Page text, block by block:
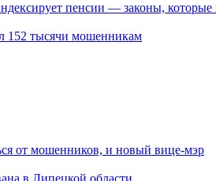
пенсии — законы, которые
152 тысячи мошенникам
от мошенников, и новый вице-мэр
в Липецкой области